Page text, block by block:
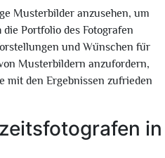
Musterbilder anzusehen, um
Portfolio des Fotografen
und Wünschen für
Musterbildern anzufordern,
mit den Ergebnissen zufrieden
in